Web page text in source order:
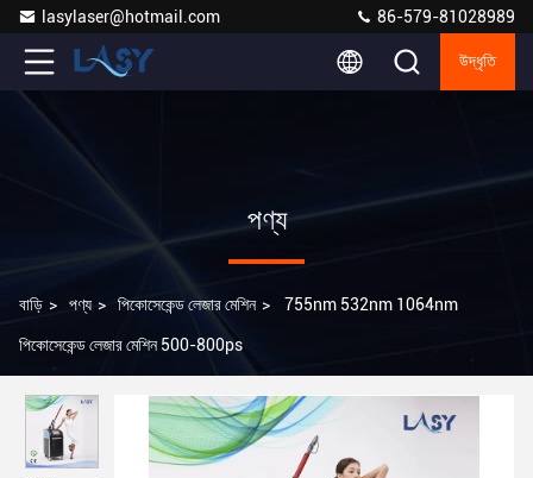
lasylaser@hotmail.com 86-579-81028989
উদ্ধৃতি
পণ্য
বাড়ি > পণ্য > পিকোসেকেন্ড লেজার মেশিন > 755nm 532nm 1064nm
পিকোসেকেন্ড লেজার মেশিন 500-800ps